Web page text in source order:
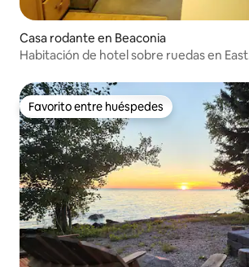
Casa rodante en Beaconia
Habitación de hotel sobre ruedas en East
Favorito entre huéspedes
Favorito entre huéspedes